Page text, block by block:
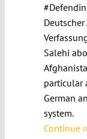
Salehi
particular
German
system.
Continue